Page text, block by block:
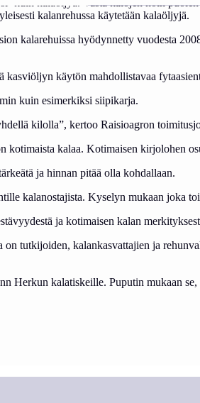
kalanrehussa käytetään kalaöljyjä.
kalarehuissa hyödynnetty vuodesta
käytön mahdollistavaa
kuin esimerkiksi siipikarja.
kilolla”, kertoo Raisioagron
kalaa. Kotimaisen kirjolohen
ja hinnan pitää olla kohdallaan.
kalanostajista. Kyselyn mukaan joka
ja kotimaisen kalan
tutkijoiden, kalankasvattajien ja
Herkun kalatiskeille. Puputin mukaan